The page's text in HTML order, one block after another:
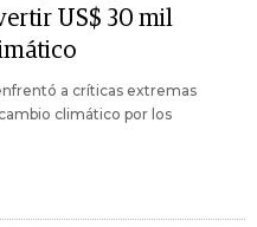
US$ 30 mil
a críticas extremas
climático por los